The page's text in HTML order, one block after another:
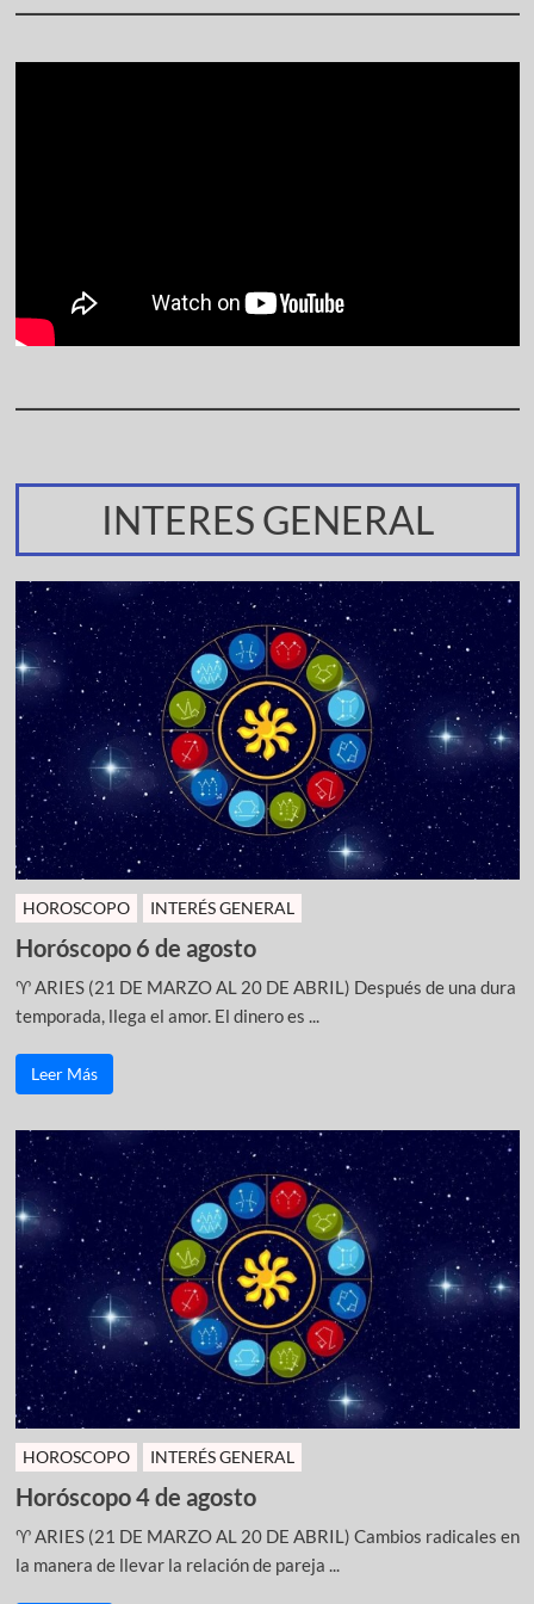
INTERES GENERAL
HOROSCOPO INTERÉS GENERAL
Horóscopo 6 de agosto
♈ ARIES (21 DE MARZO AL 20 DE ABRIL) Después de una dura
temporada, llega el amor. El dinero es ...
Leer Más
HOROSCOPO INTERÉS GENERAL
Horóscopo 4 de agosto
♈ ARIES (21 DE MARZO AL 20 DE ABRIL) Cambios radicales en
la manera de llevar la relación de pareja ...